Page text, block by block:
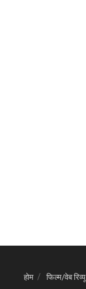
होम फिल्म/वेब रिव्यू